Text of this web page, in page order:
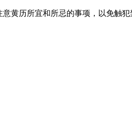
黄历所宜和所忌的事项，以免触